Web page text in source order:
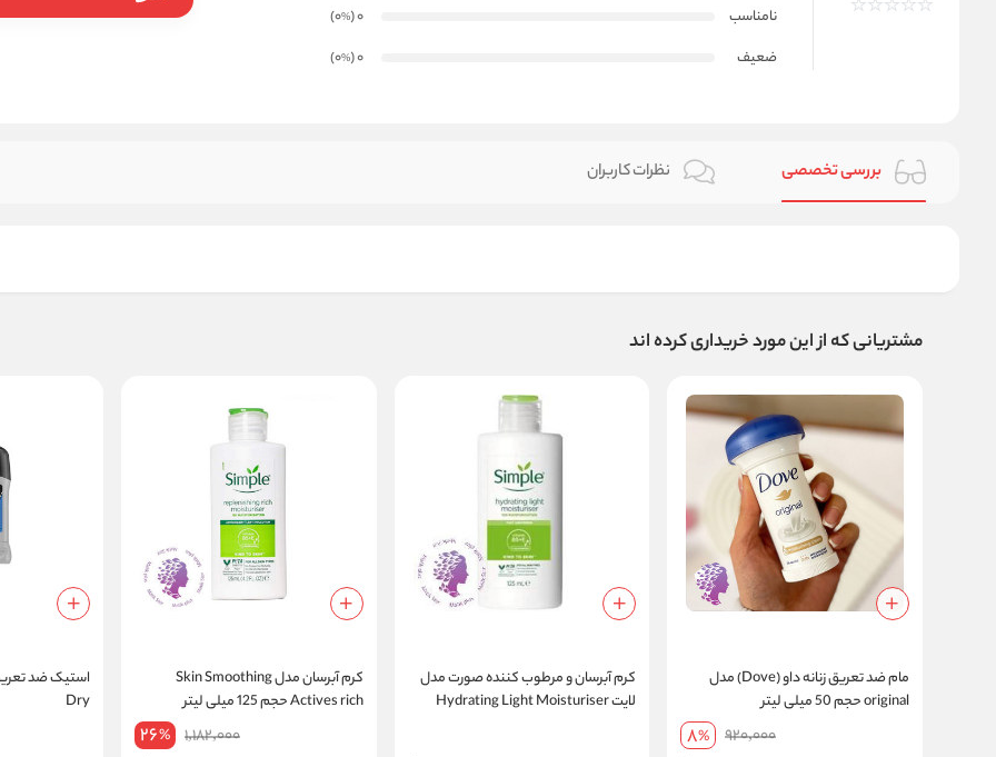
نامناسب
0
(0
%
)
ضعیف
0
(0
%
)
بررسی تخصصی نظرات کاربران
مشتریانی که از این مورد خریداری کرده اند
مام ضد تعریق زنانه داو (Dove) مدل
original حجم 50 میلی لیتر
920,000
8%
کرم آبرسان و مرطوب کننده صورت مدل
لایت Hydrating Light Moisturiser
کرم آبرسان مدل Skin Smoothing
Actives rich حجم 125 میلی لیتر
1,182,000
26%
Dry